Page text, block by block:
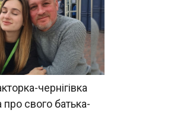
чернігівка
про свого батька-